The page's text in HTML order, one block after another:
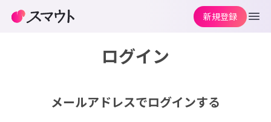
ログイン
メールアドレスでログインする
新規登録